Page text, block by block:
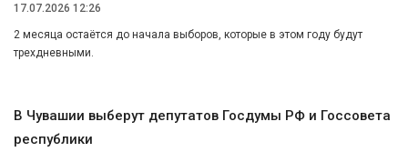
17.07.2026 12:26
2 месяца остаётся до начала выборов, которые в этом году будут
трехдневными.
В Чувашии выберут депутатов Госдумы РФ и Госсовета
республики